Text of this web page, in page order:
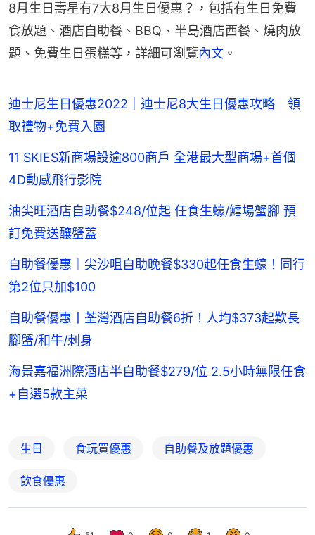
8月生日壽星有7大8月生日優惠？，包括有生日免費
食放題、酒店自助餐、BBQ、半島酒店西餐、燒肉放
題、免費生日蛋糕等，詳細可瀏覽內文 。
迪士尼生日優惠2022｜迪士尼8大生日優惠攻略 領
取禮物+免費入園
11 SKIES新商場設逾800商戶 全港最大型商場+首個
4D動感飛行影院
油尖旺酒店自助餐$248/位起 任食生蠔/鱈場蟹腳 預
訂免費送釀蟹蓋
自助餐優惠｜尖沙咀自助晚餐$330起任食生蠔！同行
第2位只加$100
自助餐優惠丨荃灣酒店自助餐6折！人均$373起歎長
腳蟹/和牛/刺身
海景嘉福洲際酒店半自助餐$279/位 2.5小時無限任食
+自選5款主菜
生日 食玩買優惠 自助餐及放題優惠
飲食優惠